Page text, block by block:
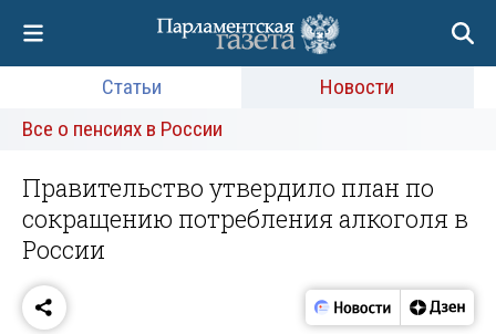
Статьи
Новости
Все о пенсиях в России
Правительство утвердило план по
сокращению потребления алкоголя в
России